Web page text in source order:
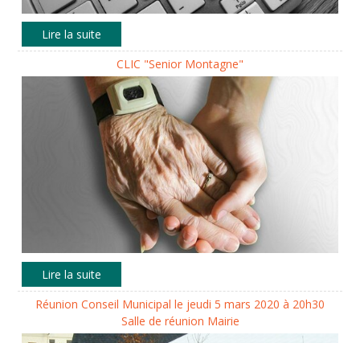
CLIC "Senior Montagne"
Réunion Conseil Municipal le jeudi 5 mars 2020 à 20h30
Salle de réunion Mairie